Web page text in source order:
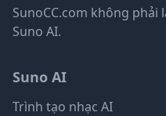
SunoCC.com không
Suno AI.
Suno AI
Trình tạo nhạc AI